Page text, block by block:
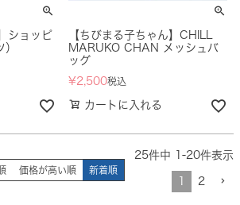
ショッピ
【ちびまる子ちゃん】CHILL
MARUKO CHAN メッシュバ
ッグ
¥2,500税込
カートに入れる
価格が高い順 新着順
25件中 -20件表示
2